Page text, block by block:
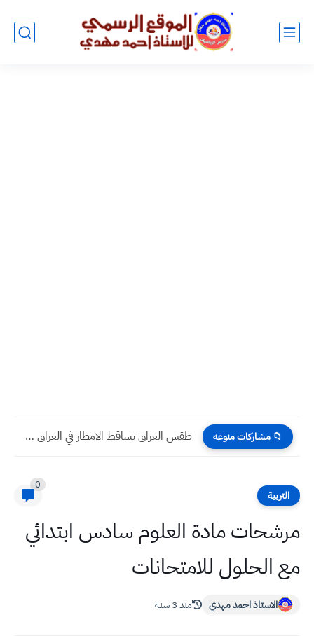
📁 مشاركات منوعه طقس العراق تساقط الامطار في العراق خلال ٢٤ ساعة القادمة
التربية
0
مرشحات مادة العلوم سادس ابتدائي
مع الحلول للامتحانات
الاستاذ احمد مهدي منذ 3 سنة